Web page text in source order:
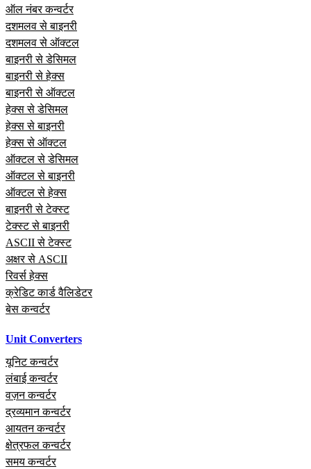
ऑल नंबर कन्वर्टर
दशमलव से बाइनरी
दशमलव से ऑक्टल
बाइनरी से डेसिमल
बाइनरी से हेक्स
बाइनरी से ऑक्टल
हेक्स से डेसिमल
हेक्स से बाइनरी
हेक्स से ऑक्टल
ऑक्टल से डेसिमल
ऑक्टल से बाइनरी
ऑक्टल से हेक्स
बाइनरी से टेक्स्ट
टेक्स्ट से बाइनरी
ASCII से टेक्स्ट
अक्षर से ASCII
रिवर्स हेक्स
क्रेडिट कार्ड वैलिडेटर
बेस कन्वर्टर
Unit Converters
यूनिट कन्वर्टर
लंबाई कन्वर्टर
वज़न कन्वर्टर
द्रव्यमान कन्वर्टर
आयतन कन्वर्टर
क्षेत्रफल कन्वर्टर
समय कन्वर्टर